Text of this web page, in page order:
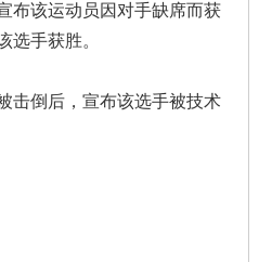
布该运动员因对手缺席而获
选手获胜。
击倒后，宣布该选手被技术